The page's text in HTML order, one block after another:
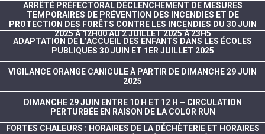
ARRÊTÉ PRÉFECTORAL DÉCLENCHEMENT DE MESURES
TEMPORAIRES DE PRÉVENTION DES INCENDIES ET DE
PROTECTION DES FORÊTS CONTRE LES INCENDIES DU 30 JUIN
2025 À 12H00 AU 2 JUILLET 2025 À 23H5
ADAPTATION DE L’ACCUEIL DES ENFANTS DANS LES ÉCOLES
PUBLIQUES 30 JUIN ET 1ER JUILLET 2025
VIGILANCE ORANGE CANICULE À PARTIR DE DIMANCHE 29 JUIN
2025
DIMANCHE 29 JUIN ENTRE 10 H ET 12 H – CIRCULATION
PERTURBÉE EN RAISON DE LA COLOR RUN
FORTES CHALEURS : HORAIRES DE LA DÉCHÈTERIE ET HORAIRES